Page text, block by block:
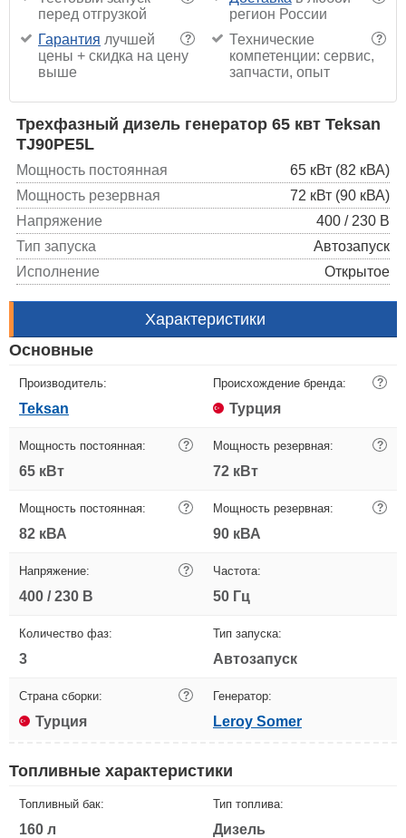
перед отгрузкой
регион России
?
Гарантия лучшей
цены + скидка на цену
выше
?
Технические
компетенции: сервис,
запчасти, опыт
Трехфазный дизель генератор 65 квт Teksan
TJ90PE5L
Мощность постоянная
65 кВт (82 кВА)
Мощность резервная
72 кВт (90 кВА)
Напряжение
400 / 230 В
Тип запуска
Автозапуск
Исполнение
Открытое
Характеристики
Основные
Производитель:
Teksan
Происхождение бренда: ?
Турция
Мощность постоянная: ?
65 кВт
Мощность резервная: ?
72 кВт
Мощность постоянная: ?
82 кВА
Мощность резервная: ?
90 кВА
Напряжение: ?
400 / 230 В
Частота:
50 Гц
Количество фаз:
3
Тип запуска:
Автозапуск
Страна сборки: ?
Турция
Генератор:
Leroy Somer
Топливные характеристики
Топливный бак:
160 л
Тип топлива:
Дизель